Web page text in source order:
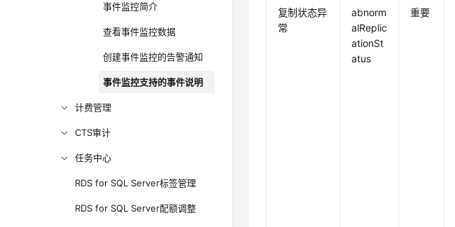
事件监控简介
查看事件监控数据
创建事件监控的告警通知
事件监控支持的事件说明
计费管理
CTS审计
任务中心
RDS for SQL Server标签管理
RDS for SQL Server配额调整
复制状态异
常
abnorm
alReplic
ationSt
atus
重要